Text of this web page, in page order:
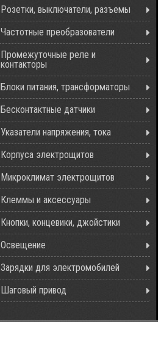
Розетки, выключатели, разъемы
Частотные преобразователи
Промежуточные реле и
контакторы
Блоки питания, трансформаторы
Бесконтактные датчики
Указатели напряжения, тока
Корпуса электрощитов
Микроклимат электрощитов
Клеммы и аксессуары
Кнопки, концевики, джойстики
Освещение
Зарядки для электромобилей
Шаговый привод